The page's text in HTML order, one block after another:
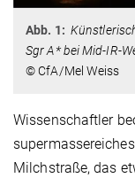
Abb. 1:
Sgr A* bei Mid-IR-
© CfA/Mel Weiss
Wissenschaftler
Milchstraße, das